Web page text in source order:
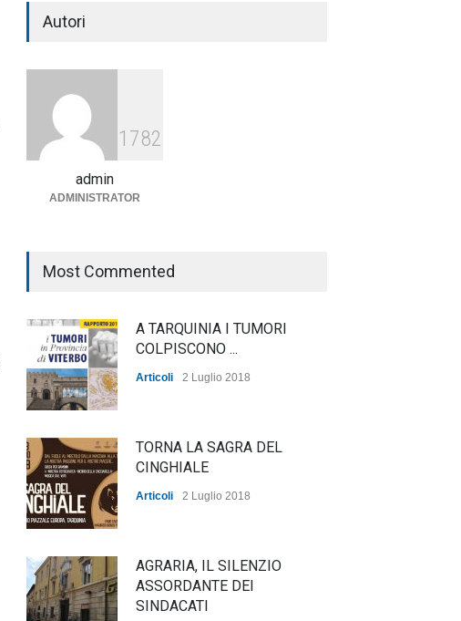
arrivano i pagamenti PAC, la
soddisfazione del Ministro
ambiente
Autori
1782
admin
ADMINISTRATOR
Most Commented
A TARQUINIA I TUMORI
COLPISCONO ...
Articoli 2 Luglio 2018
TORNA LA SAGRA DEL
CINGHIALE
Articoli 2 Luglio 2018
AGRARIA, IL SILENZIO
ASSORDANTE DEI
SINDACATI